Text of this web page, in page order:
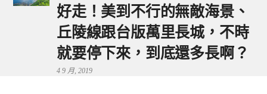
好走！美到不行的無敵海景、
丘陵線跟台版萬里長城，不時
就要停下來，到底還多長啊？
4 9 月, 2019